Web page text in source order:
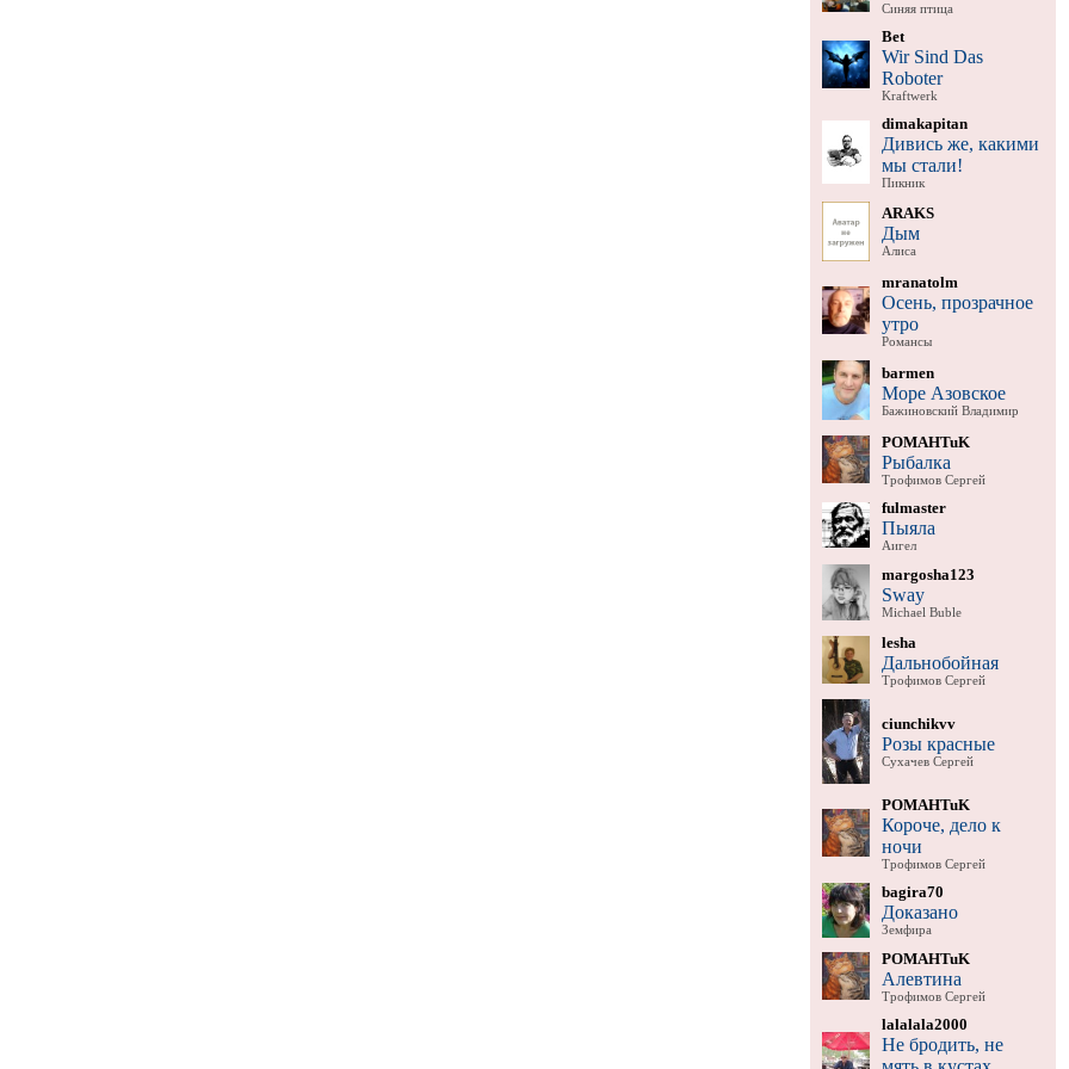
Синяя птица
Bet
Wir Sind Das
Roboter
Kraftwerk
dimakapitan
Дивись же, какими
мы стали!
Пикник
ARAKS
Дым
Алиса
mranatolm
Осень, прозрачное
утро
Романсы
barmen
Море Азовское
Бажиновский Владимир
POMAHTuK
Рыбалка
Трофимов Сергей
fulmaster
Пыяла
Аигел
margosha123
Sway
Michael Buble
lesha
Дальнобойная
Трофимов Сергей
ciunchikvv
Розы красные
Сухачев Сергей
POMAHTuK
Короче, дело к
ночи
Трофимов Сергей
bagira70
Доказано
Земфира
POMAHTuK
Алевтина
Трофимов Сергей
lalalala2000
Не бродить, не